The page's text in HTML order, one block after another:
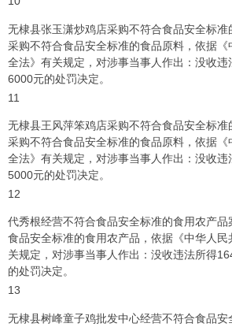
无棣县张玉潇炒鸡店采购不符合食品安全标准
采购不符合食品安全标准的食品原料，依据
全法》有关规定，对涉事当事人作出：没收
6000元的处罚决定。
11
无棣县王风萍笨鸡店采购不符合食品安全标准
采购不符合食品安全标准的食品原料，依据
全法》有关规定，对涉事当事人作出：没收
5000元的处罚决定。
12
代秀根经营不符合食品安全标准的食用农产
食品安全标准的食用农产品，依据《中华人
关规定，对涉事当事人作出：没收违法所得
的处罚决定。
13
无棣县树峰童子鸡批发中心经营不符合食品安